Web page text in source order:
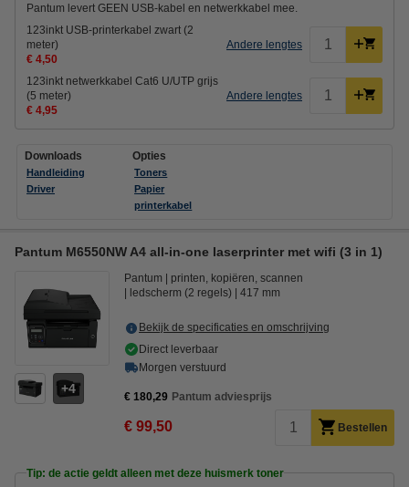
Pantum levert GEEN USB-kabel en netwerkkabel mee.
123inkt USB-printerkabel zwart (2
meter)
€ 4,50
Andere lengtes
123inkt netwerkkabel Cat6 U/UTP grijs
(5 meter)
€ 4,95
Andere lengtes
Downloads
Handleiding
Driver
Opties
Toners
Papier
printerkabel
Pantum M6550NW A4 all-in-one laserprinter met wifi (3 in 1)
4
Pantum
printen, kopiëren, scannen
ledscherm (2 regels)
417 mm
Bekijk de specificaties en omschrijving
Direct leverbaar
Morgen verstuurd
€ 180,29 Pantum adviesprijs
€ 99,50 Bestellen
Tip: de actie geldt alleen met deze huismerk toner